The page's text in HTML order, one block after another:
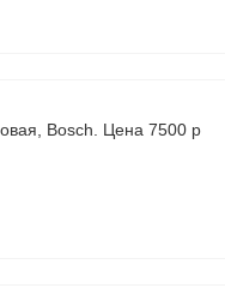
Bosch. Цена 7500 р